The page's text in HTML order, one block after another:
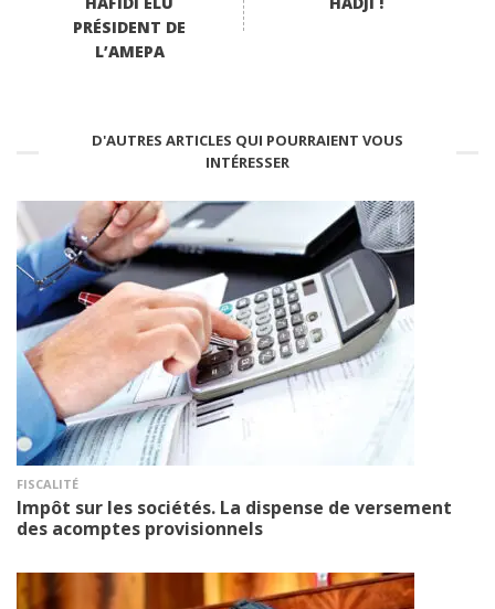
PRÉSIDENT DE
L’AMEPA
D'AUTRES ARTICLES QUI POURRAIENT VOUS
INTÉRESSER
FISCALITÉ
Impôt sur les sociétés. La dispense de versement
des acomptes provisionnels